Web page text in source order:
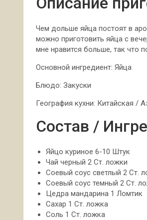
Чем дольше яйца постоят в
можно приготовить яйца с
мне нравится больше, так что
Основной ингредиент: Яйца
Блюдо: Закуски
География кухни: Китайская /
Состав /
Яйцо куриное 6-10 Штук
Чай черный 2 Ст. ложки
Соевый соус светлый 2 Ст.
Соевый соус темный 2 Ст.
Цедра мандарина 1 Ломтик
Сахар 1 Ст. ложка
Соль 1 Ст. ложка